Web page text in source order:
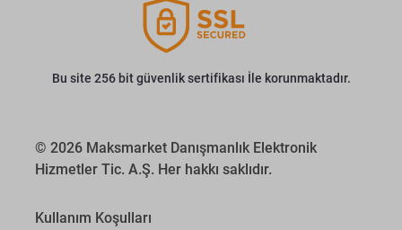
Bu site 256 bit güvenlik sertifikası İle korunmaktadır.
© 2026 Maksmarket Danışmanlık Elektronik
Hizmetler Tic. A.Ş. Her hakkı saklıdır.
Kullanım Koşulları